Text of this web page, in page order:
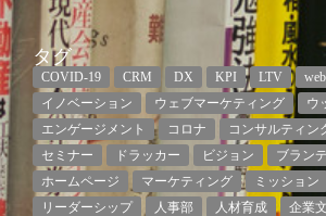
タグ
COVID-19 CRM DX KPI LTV web
イノベーション
ウェブマーケティング
ウ
エンゲージメント
コロナ コンサルティン
セミナー
ドラッカー ビジョン
ブラン
ホームページ
マーケティング ミッション
リーダーシップ
人事部 人材育成 企業